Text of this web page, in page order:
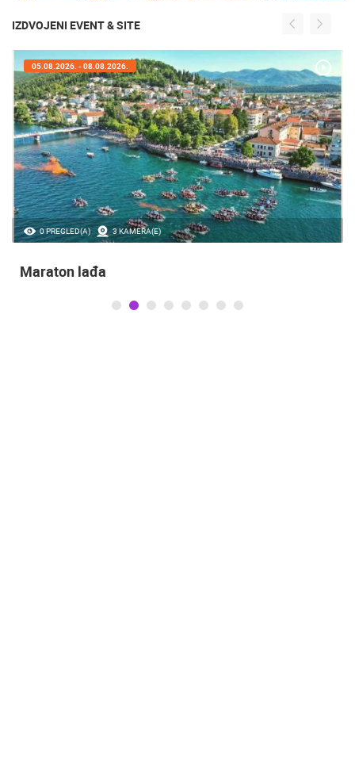
IZDVOJENI EVENT & SITE
0 PREGLED(A) 3 KAMERA(E)
05.08.2026. - 08.08.2026.
Maraton lađa